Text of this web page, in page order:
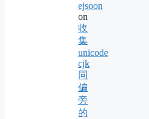
ejsoon
on
收
集
unicode
cjk
同
偏
旁
的